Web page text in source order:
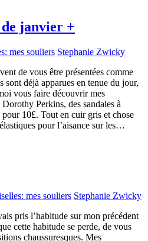
de janvier +
mes souliers Stephanie Zwicky
de vous être présentées comme
sont déjà apparues en tenue du jour,
vous faire découvrir mes
Perkins, des sandales à
10£. Tout en cuir gris et chose
pour l’aisance sur les…
mes souliers Stephanie Zwicky
pris l’habitude sur mon précédent
cette habitude se perde, de vous
chaussuresques. Mes